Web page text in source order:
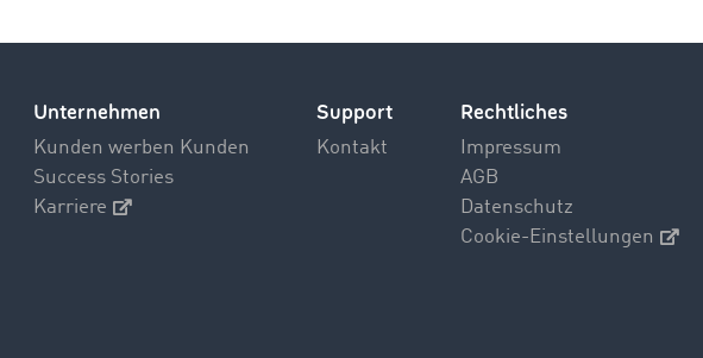
Unternehmen
Kunden werben Kunden
Success Stories
Karriere
Support
Kontakt
Rechtliches
Impressum
AGB
Datenschutz
Cookie-Einstellungen